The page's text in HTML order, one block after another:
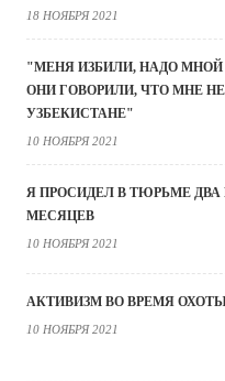
18 НОЯБРЯ 2021
"МЕНЯ ИЗБИЛИ, НАДО МНОЙ
ОНИ ГОВОРИЛИ, ЧТО МНЕ
УЗБЕКИСТАНЕ"
10 НОЯБРЯ 2021
Я ПРОСИДЕЛ В ТЮРЬМЕ ДВА
МЕСЯЦЕВ
10 НОЯБРЯ 2021
АКТИВИЗМ ВО ВРЕМЯ
10 НОЯБРЯ 2021